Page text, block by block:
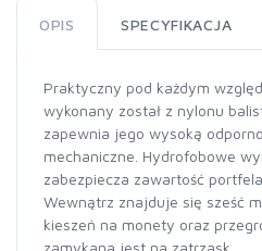
OPIS SPECYFIKACJA
Praktyczny pod każdym
wykonany został z nylonu
zapewnia jego wysoką
mechaniczne. Hydrofobowe
zabezpiecza zawartość
Wewnątrz znajduje się sześć
kieszeń na monety oraz
zamykana jest na zatrzask.